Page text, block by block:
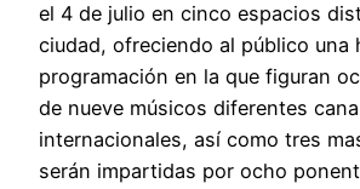
el 4 de julio en cinco espacios
ciudad, ofreciendo al público una
programación en la que figuran
de nueve músicos diferentes
internacionales, así como tres
serán impartidas por ocho